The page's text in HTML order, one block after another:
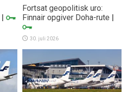
|
Fortsat geopolitisk uro:
Finnair opgiver Doha-rute |
30. juli 2026